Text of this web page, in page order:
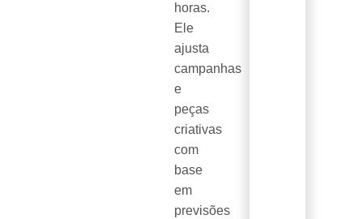
horas.
Ele
ajusta
campanhas
e
peças
criativas
com
base
em
previsões